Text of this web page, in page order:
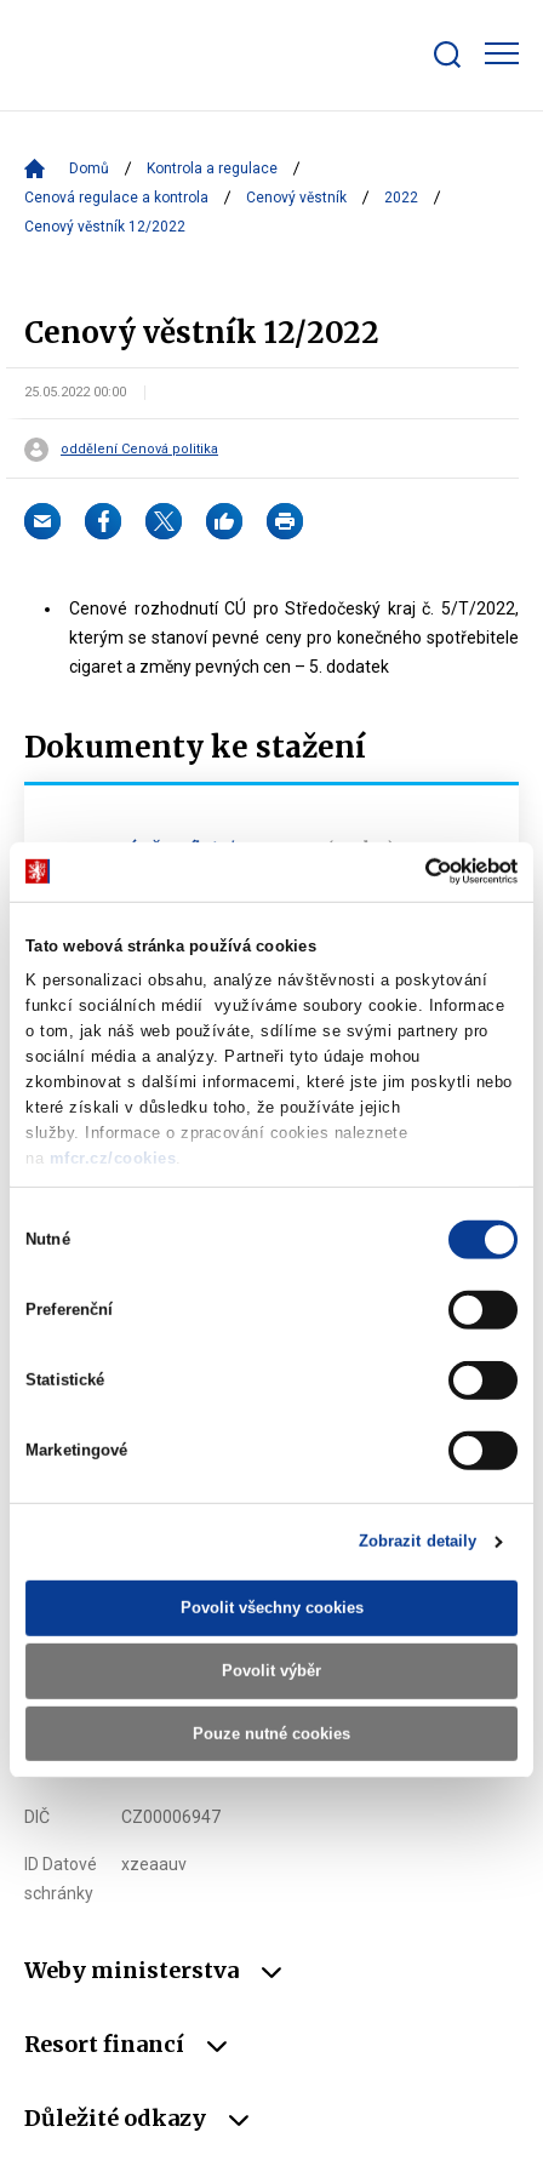
Tato webová stránka používá cookies
K personalizaci obsahu, analýze návštěvnosti a poskytování
funkcí sociálních médií využíváme soubory cookie. Informace
o tom, jak náš web používáte, sdílíme se svými partnery pro
sociální média a analýzy. Partneři tyto údaje mohou
zkombinovat s dalšími informacemi, které jste jim poskytli nebo
které získali v důsledku toho, že používáte jejich
služby. Informace o zpracování cookies naleznete
na mfcr.cz/cookies
souhlasu
Nutné
Preferenční
Statistické
Marketingové
Zobrazit detaily
Povolit všechny cookies
Povolit výběr
Pouze nutné cookies
bar
Domů
Kontrola a regulace
Cenová regulace a kontrola
Cenový věstník
2022
Cenový věstník 12/2022
Cenový věstník 12/2022
25.05.2022 00:00
oddělení Cenová politika
Cenové rozhodnutí CÚ pro Středočeský kraj č. 5/T/2022,
kterým se stanoví pevné ceny pro konečného spotřebitele
cigaret a změny pevných cen – 5. dodatek
Dokumenty ke stažení
Cenový věstník 12/2022 PDF (499kB)
Dokumenty ke stažení
Cenový věstník 12/2022 (499 kB)
Stáhnout vše
Zobrazeno226 × Doporučeno 849 ×
+420 257 041 111
podatelna@mf.gov.cz
DIČ CZ00006947
ID Datové
schránky
xzeaauv
Weby ministerstva
Resort financí
Důležité odkazy